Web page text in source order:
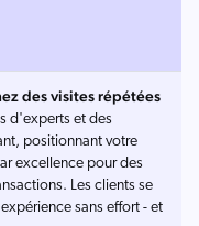
des visites répétées
d'experts et des
positionnant votre
excellence pour des
Les clients se
sans effort - et